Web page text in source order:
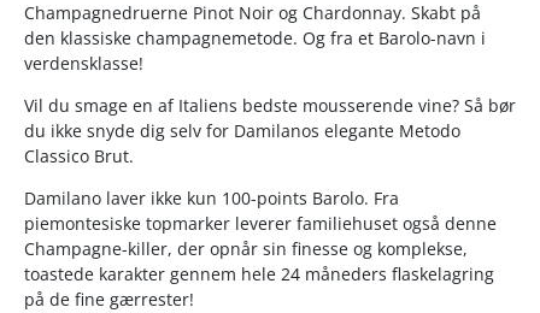
Champagnedruerne Pinot Noir og Chardonnay. Skabt på
den klassiske champagnemetode. Og fra et Barolo-navn i
verdensklasse!
Vil du smage en af Italiens bedste mousserende vine? Så bør
du ikke snyde dig selv for Damilanos elegante Metodo
Classico Brut.
Damilano laver ikke kun 100-points Barolo. Fra
piemontesiske topmarker leverer familiehuset også denne
Champagne-killer, der opnår sin finesse og komplekse,
toastede karakter gennem hele 24 måneders flaskelagring
på de fine gærrester!